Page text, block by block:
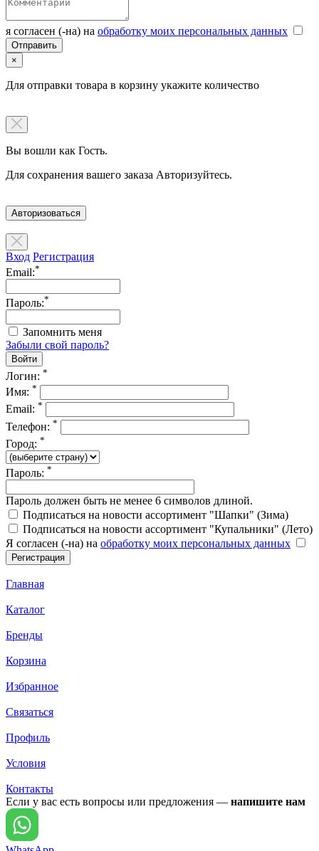
я согласен (-на) на обработку моих персональных данных
×
Для отправки товара в корзину укажите количество
Вы вошли как Гость.
Для сохранения вашего заказа Авторизуйтесь.
Авторизоваться
Вход Регистрация
Email:*
Пароль:*
Запомнить меня
Забыли свой пароль?
Логин: *
Имя: *
Email: *
Телефон: *
Город: *
Пароль: *
Пароль должен быть не менее 6 символов длиной.
Подписаться на новости ассортимент "Шапки" (Зима)
Подписаться на новости ассортимент "Купальники" (Лето)
Я согласен (-на) на обработку моих персональных данных
Главная
Каталог
Бренды
Корзина
Избранное
Связаться
Профиль
Условия
Контакты
Если у вас есть вопросы или предложения — напишите нам